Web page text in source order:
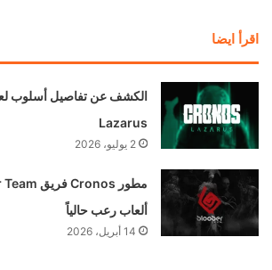
اقرأ ايضا
Lazarus
2 يوليو، 2026
ألعاب رعب حالياً
14 أبريل، 2026